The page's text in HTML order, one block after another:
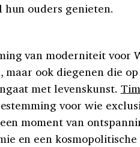
ouders genieten.
van moderniteit voor
ook diegenen die
met levenskunst.
voor wie
moment van
en een kosmopolitische